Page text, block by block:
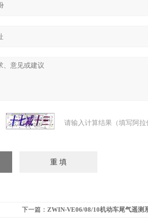
请输入计算结果（填写阿
下一篇： ZWIN-VE06/08/10机动车尾气遥测